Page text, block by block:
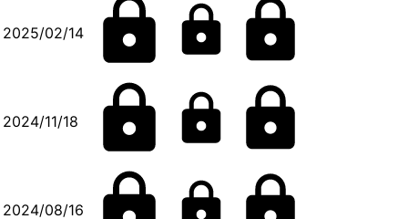
2025/02/14
2024/11/18
2024/08/16